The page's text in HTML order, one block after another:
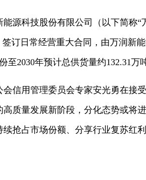
能源科技股份有限公司（以下简称
签订日常经营重大合同，由万润新
至2030年预计总供货量约132.31万
会信用管理委员会专家安光勇在接
高质量发展新阶段，分化态势或将
抢占市场份额、分享行业复苏红